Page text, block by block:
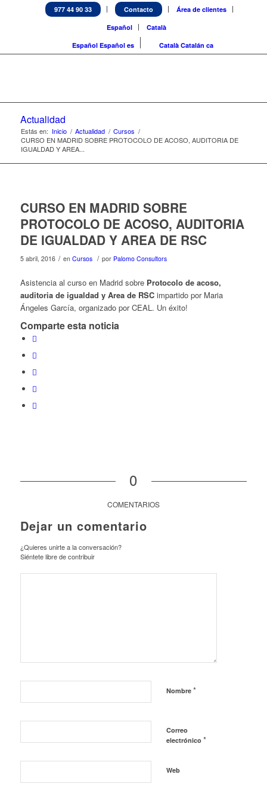
977 44 90 33 Contacto
Área de clientes
Español
Català
Español Español es Català Catalán ca
Actualidad
Estás en: Inicio / Actualidad / Cursos /
CURSO EN MADRID SOBRE PROTOCOLO DE ACOSO, AUDITORIA DE
IGUALDAD Y AREA...
CURSO EN MADRID SOBRE
PROTOCOLO DE ACOSO, AUDITORIA
DE IGUALDAD Y AREA DE RSC
5 abril, 2016 / en Cursos / por Palomo Consultors
Asistencia al curso en Madrid sobre Protocolo de acoso,
auditoria de igualdad y Area de RSCimpartido por Maria
Ángeles García, organizado por CEAL. Un éxito!
Comparte esta noticia
0
COMENTARIOS
Dejar un comentario
¿Quieres unirte a la conversación?
Siéntete libre de contribuir
Nombre *
Correo
electrónico *
Web